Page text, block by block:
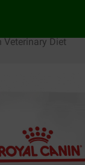
Veterinary Diet